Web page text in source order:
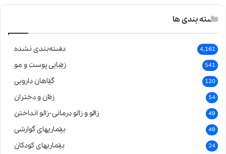
دسته بندی ها
دسته‌بندی نشده 4,161
زیبایی پوست و مو 541
گیاهان دارویی 120
زنان و دختران 54
زالو و زالو درمانی-زالو انداختن 49
بیماریهای گوارشی 49
بیماریهای کودکان 24